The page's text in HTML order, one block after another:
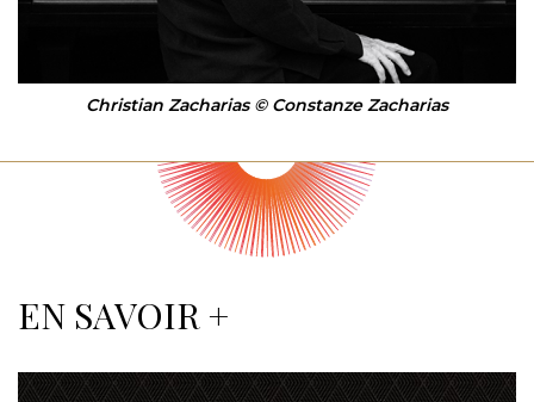
Christian Zacharias © Constanze Zacharias
EN SAVOIR +